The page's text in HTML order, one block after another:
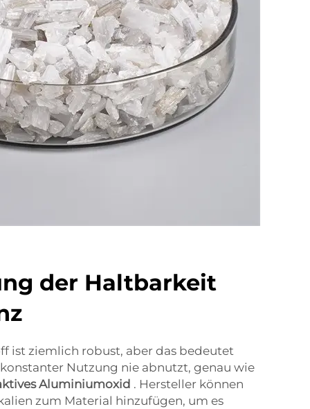
der Haltbarkeit
ist ziemlich robust, aber das bedeutet
Nutzung nie abnutzt, genau wie
Aluminiumoxid . Hersteller können
zum Material hinzufügen, um es